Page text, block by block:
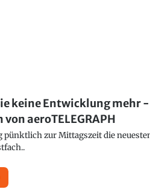
keine Entwicklung mehr
aeroTELEGRAPH
zur Mittagszeit die